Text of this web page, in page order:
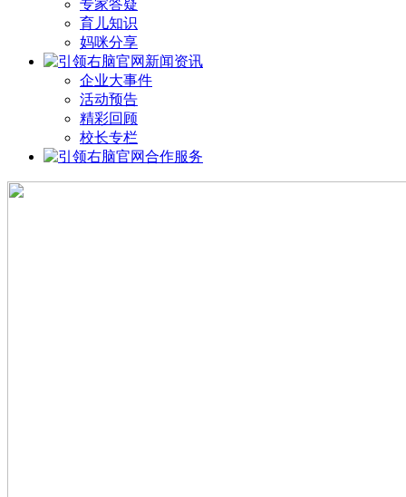
专家答疑
育儿知识
妈咪分享
新闻资讯
企业大事件
活动预告
精彩回顾
校长专栏
合作服务